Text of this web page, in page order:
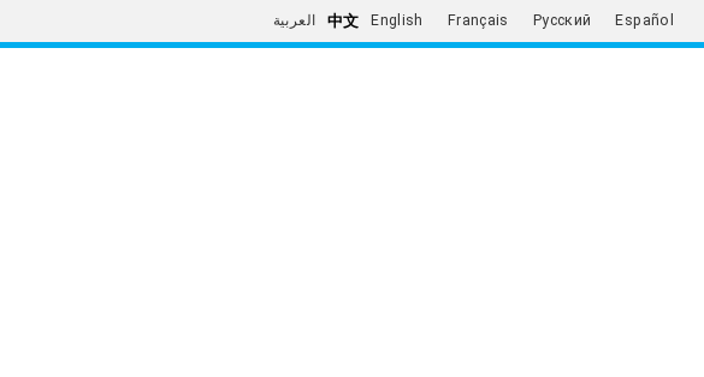
العربية 中文 English Français Русский Español